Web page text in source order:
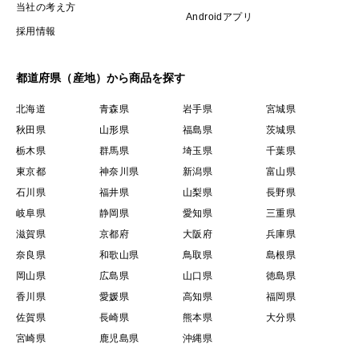
当社の考え方
採用情報
Androidアプリ
都道府県（産地）から商品を探す
北海道 青森県 岩手県
宮城県
秋田県
山形県 福島県
茨城県
栃木県
群馬県 埼玉県
千葉県
東京都
神奈川県 新潟県
富山県
石川県
福井県 山梨県
長野県
岐阜県
静岡県 愛知県
三重県
滋賀県
京都府 大阪府
兵庫県
奈良県
和歌山県 鳥取県
島根県
岡山県
広島県 山口県
徳島県
香川県
愛媛県 高知県
福岡県
佐賀県
長崎県 熊本県
大分県
宮崎県
鹿児島県 沖縄県